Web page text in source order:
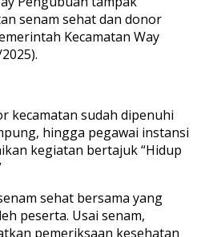
senam sehat dan donor
Kecamatan Way
kecamatan sudah dipenuhi
hingga pegawai instansi
kegiatan bertajuk “Hidup
sehat bersama yang
peserta. Usai senam,
pemeriksaan kesehatan